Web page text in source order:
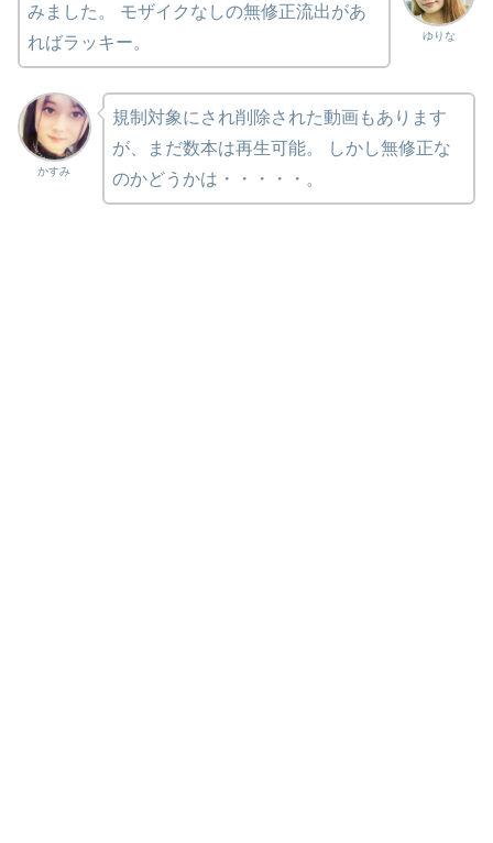
ゆりな
みました。 モザイクなしの無修正流出があ
ればラッキー。
かすみ
規制対象にされ削除された動画もあります
が、まだ数本は再生可能。 しかし無修正な
のかどうかは・・・・・。